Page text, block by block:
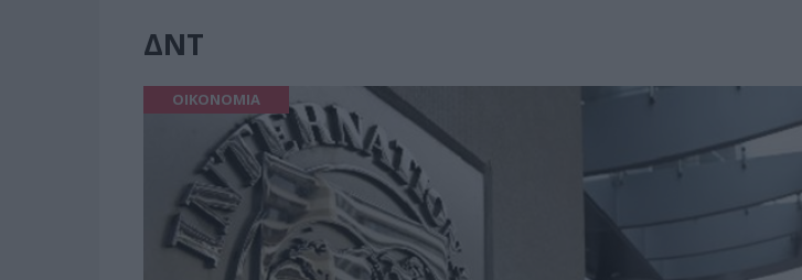
ΔΝΤ
ΟΙΚΟΝΟΜΙΑ